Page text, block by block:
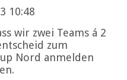
10:48
wir zwei Teams á 2
zum
Nord anmelden